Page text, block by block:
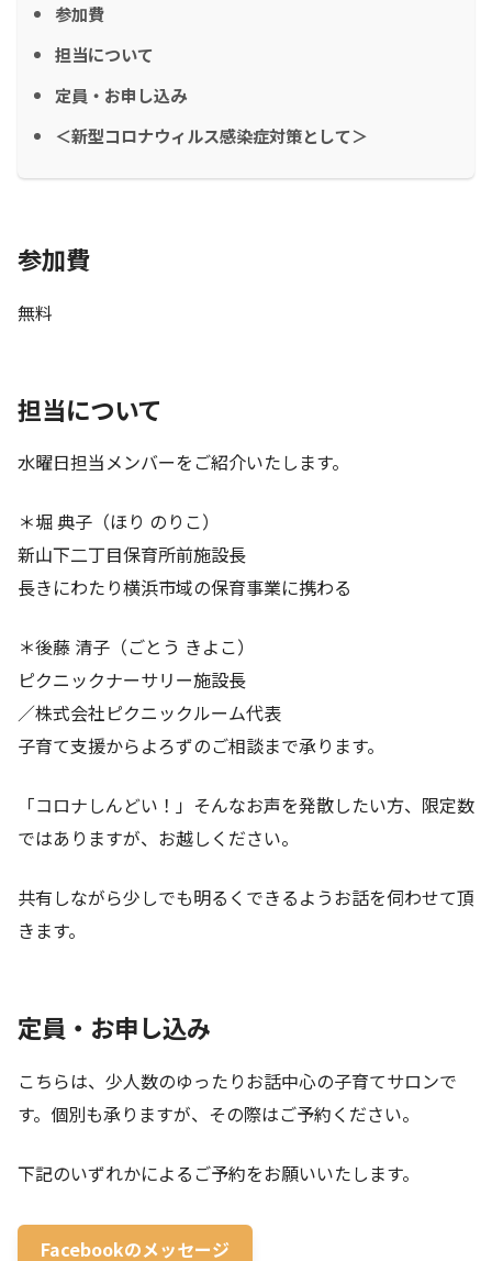
参加費
担当について
定員・お申し込み
＜新型コロナウィルス感染症対策として＞
参加費
無料
担当について
水曜日担当メンバーをご紹介いたします。
＊堀 典子（ほり のりこ）
新山下二丁目保育所前施設長
長きにわたり横浜市域の保育事業に携わる
＊後藤 清子（ごとう きよこ）
ピクニックナーサリー施設長
／株式会社ピクニックルーム代表
子育て支援からよろずのご相談まで承ります。
「コロナしんどい！」そんなお声を発散したい方、限定数
ではありますが、お越しください。
共有しながら少しでも明るくできるようお話を伺わせて頂
きます。
定員・お申し込み
こちらは、少人数のゆったりお話中心の子育てサロンで
す。個別も承りますが、その際はご予約ください。
下記のいずれかによるご予約をお願いいたします。
Facebookのメッセージ